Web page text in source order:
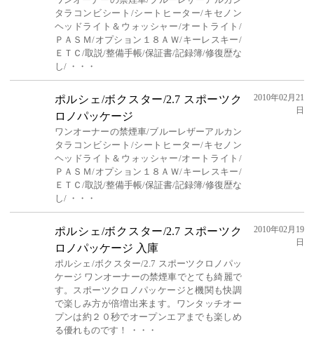
タラコンビシート/シートヒーター/キセノン
ヘッドライト＆ウォッシャー/オートライト/
ＰＡＳＭ/オプション１８ＡＷ/キーレスキー/
ＥＴＣ/取説/整備手帳/保証書/記録簿/修復歴な
し/ ・・・
ポルシェ/ボクスター/2.7 スポーツク
ロノパッケージ
ワンオーナーの禁煙車/ブルーレザーアルカン
タラコンビシート/シートヒーター/キセノン
ヘッドライト＆ウォッシャー/オートライト/
ＰＡＳＭ/オプション１８ＡＷ/キーレスキー/
ＥＴＣ/取説/整備手帳/保証書/記録簿/修復歴な
し/ ・・・
2010年02月21
日
ポルシェ/ボクスター/2.7 スポーツク
ロノパッケージ 入庫
ポルシェ/ボクスター/2.7 スポーツクロノパッ
ケージ ワンオーナーの禁煙車でとても綺麗で
す。スポーツクロノパッケージと機関も快調
で楽しみ方が倍増出来ます。ワンタッチオー
プンは約２０秒でオープンエアまでも楽しめ
る優れものです！ ・・・
2010年02月19
日